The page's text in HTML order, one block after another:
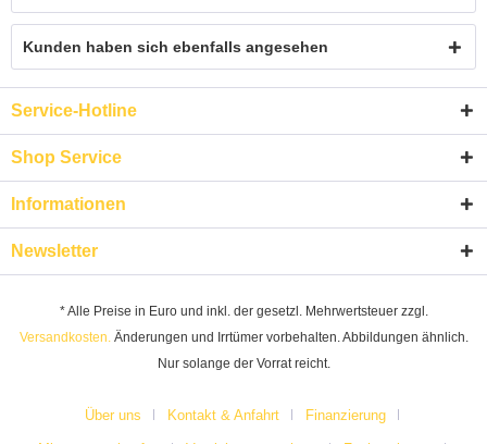
Kunden haben sich ebenfalls angesehen
Service-Hotline
Shop Service
Informationen
Newsletter
* Alle Preise in Euro und inkl. der gesetzl. Mehrwertsteuer zzgl.
Versandkosten.Änderungen und Irrtümer vorbehalten. Abbildungen ähnlich.
Nur solange der Vorrat reicht.
Über uns Kontakt & Anfahrt Finanzierung